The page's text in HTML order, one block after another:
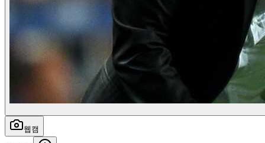
웹캠